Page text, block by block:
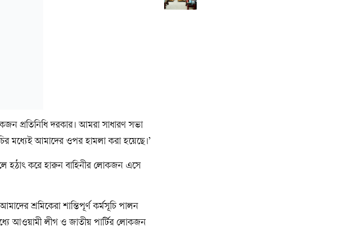
প্রতিনিধি দরকার। আমরা সাধারণ সভা
মধ্যেই আমাদের ওপর হামলা করা হয়েছে।’
হঠাৎ করে হারুন বাহিনীর লোকজন এসে
শ্রমিকেরা শান্তিপূর্ণ কর্মসূচি পালন
আওয়ামী লীগ ও জাতীয় পার্টির লোকজন